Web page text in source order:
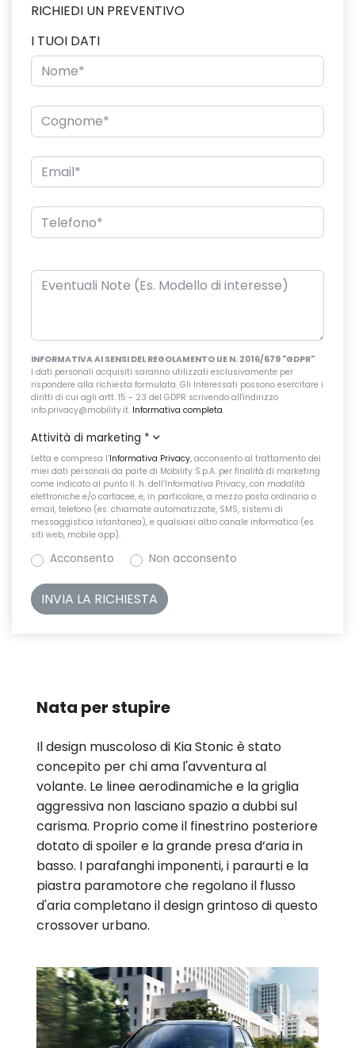
RICHIEDI UN PREVENTIVO
I TUOI DATI
INFORMATIVA AI SENSI DEL REGOLAMENTO UE N. 2016/679 "GDPR"
I dati personali acquisiti saranno utilizzati esclusivamente per
rispondere alla richiesta formulata. Gli Interessati possono esercitare i
diritti di cui agli artt. 15 - 23 del GDPR scrivendo all'indirizzo
info.privacy@mobility.it. Informativa completa.
Attività di marketing *
Letta e compresa l’Informativa Privacy, acconsento al trattamento dei
miei dati personali da parte di Mobility S.p.A. per finalità di marketing
come indicato al punto II. h. dell’Informativa Privacy, con modalità
elettroniche e/o cartacee, e, in particolare, a mezzo posta ordinaria o
email, telefono (es. chiamate automatizzate, SMS, sistemi di
messaggistica istantanea), e qualsiasi altro canale informatico (es.
siti web, mobile app).
Acconsento Non acconsento
Nata per stupire
Il design muscoloso di Kia Stonic è stato
concepito per chi ama l'avventura al
volante. Le linee aerodinamiche e la griglia
aggressiva non lasciano spazio a dubbi sul
carisma. Proprio come il finestrino posteriore
dotato di spoiler e la grande presa d’aria in
basso. I parafanghi imponenti, i paraurti e la
piastra paramotore che regolano il flusso
d'aria completano il design grintoso di questo
crossover urbano.